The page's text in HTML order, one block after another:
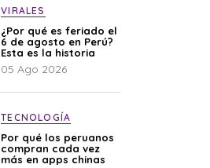
VIRALES
¿Por qué es feriado el
6 de agosto en Perú?
Esta es la historia
05 Ago 2026
TECNOLOGÍA
Por qué los peruanos
compran cada vez
más en apps chinas